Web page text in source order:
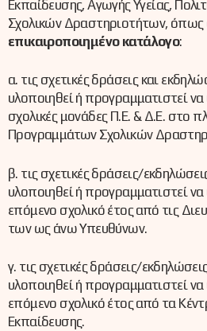
Εκπαίδευσης, Αγωγής Υγείας,
Σχολικών Δραστηριοτήτων, όπως
επικαιροποιημένο κατάλογο:
α. τις σχετικές δράσεις και
υλοποιηθεί ή προγραμματιστεί
σχολικές μονάδες Π.Ε. & Δ.Ε. στο
Προγραμμάτων Σχολικών
β. τις σχετικές δράσεις/
υλοποιηθεί ή προγραμματιστεί
επόμενο σχολικό έτος από τις
των ως άνω Υπευθύνων.
γ. τις σχετικές δράσεις/
υλοποιηθεί ή προγραμματιστεί
επόμενο σχολικό έτος από τα
Εκπαίδευσης.